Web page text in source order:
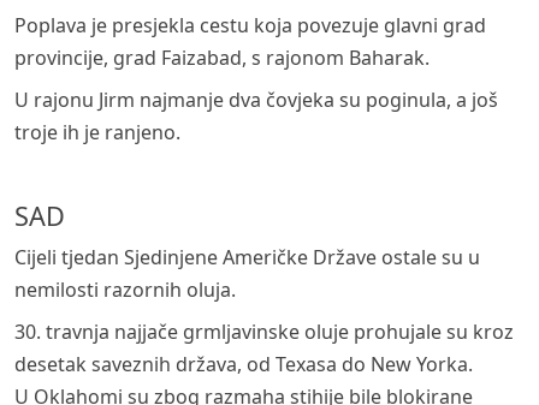
Poplava je presjekla cestu koja povezuje glavni grad
provincije, grad Faizabad, s rajonom Baharak.
U rajonu Jirm najmanje dva čovjeka su poginula, a još
troje ih je ranjeno.
SAD
Cijeli tjedan Sjedinjene Američke Države ostale su u
nemilosti razornih oluja.
30. travnja najjače grmljavinske oluje prohujale su kroz
desetak saveznih država, od Texasa do New Yorka.
U Oklahomi su zbog razmaha stihije bile blokirane